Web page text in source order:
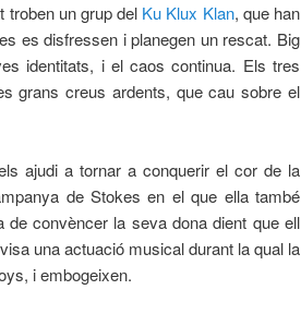
troben un grup del Ku Klux Klan, que han
es disfressen i planegen un rescat. Big
identitats, i el caos continua. Els tres
grans creus ardents, que cau sobre el
ajudi a tornar a conquerir el cor de la
de Stokes en el que ella també
convèncer la seva dona dient que ell
una actuació musical durant la qual la
i embogeixen.